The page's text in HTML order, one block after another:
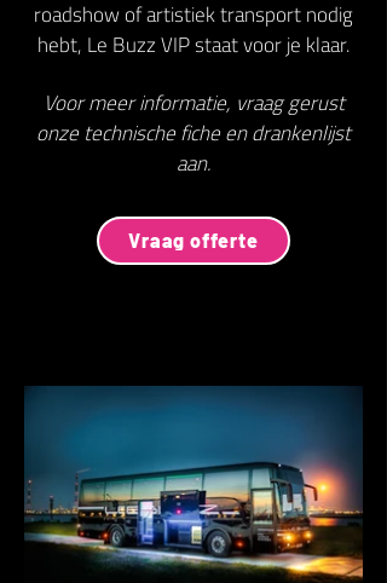
roadshow of artistiek transport nodig
hebt, Le Buzz VIP staat voor je klaar.
Voor meer informatie, vraag gerust
onze technische fiche en drankenlijst
aan.
Vraag offerte